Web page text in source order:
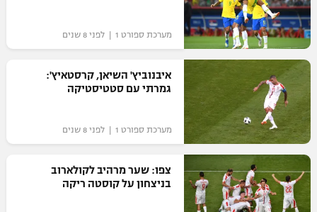
מערכת ספורט 1 | לפני 8 שנים
איבנוביץ' השיאן, קרסטאיץ':
גמרתי עם סטטיסטיקה
מערכת ספורט 1 | לפני 8 שנים
צפו: שער מרהיב לקולארוב
בניצחון על קוסטה ריקה